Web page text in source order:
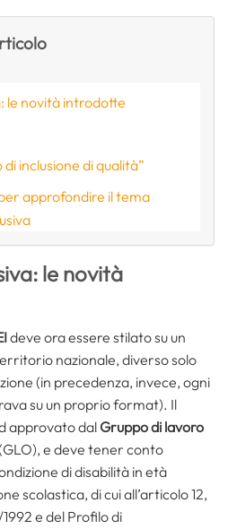
le novità introdotte
inclusione di qualità”
approfondire il tema
le novità
deve ora essere stilato su un
nazionale, diverso solo
(in precedenza, invece, ogni
su un proprio format). Il
approvato dal Gruppo di lavoro
e deve tener conto
di disabilità in età
scolastica, di cui all’articolo 12,
e del Profilo di